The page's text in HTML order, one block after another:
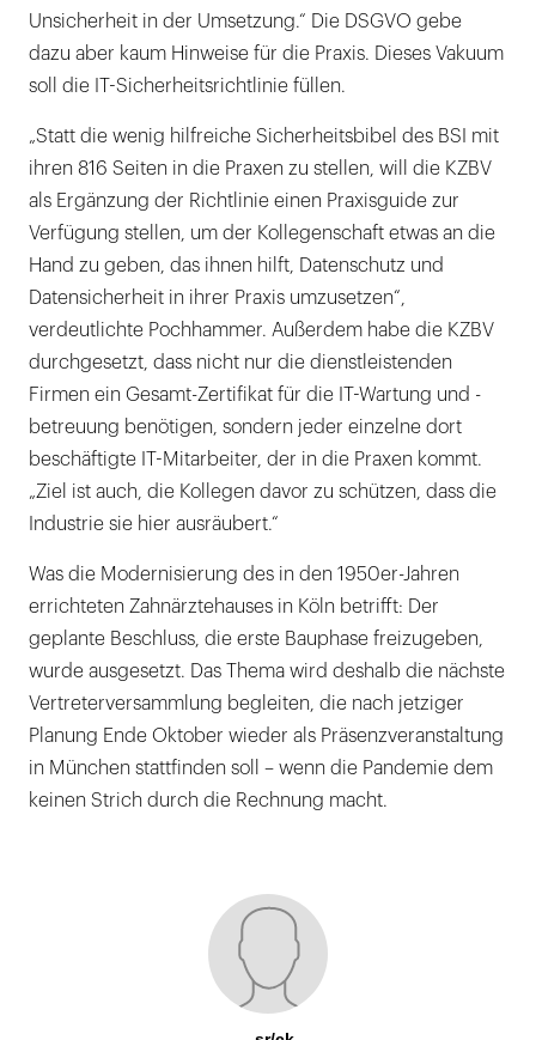
Unsicherheit in der Umsetzung.“ Die DSGVO gebe
dazu aber kaum Hinweise für die Praxis. Dieses Vakuum
soll die IT-Sicherheitsrichtlinie füllen.
„Statt die wenig hilfreiche Sicherheitsbibel des BSI mit
ihren 816 Seiten in die Praxen zu stellen, will die KZBV
als Ergänzung der Richtlinie einen Praxisguide zur
Verfügung stellen, um der Kollegenschaft etwas an die
Hand zu geben, das ihnen hilft, Datenschutz und
Datensicherheit in ihrer Praxis umzusetzen“,
verdeutlichte Pochhammer. Außerdem habe die KZBV
durchgesetzt, dass nicht nur die dienstleistenden
Firmen ein Gesamt-Zertifikat für die IT-Wartung und -
betreuung benötigen, sondern jeder einzelne dort
beschäftigte IT-Mitarbeiter, der in die Praxen kommt.
„Ziel ist auch, die Kollegen davor zu schützen, dass die
Industrie sie hier ausräubert.“
Was die Modernisierung des in den 1950er-Jahren
errichteten Zahnärztehauses in Köln betrifft: Der
geplante Beschluss, die erste Bauphase freizugeben,
wurde ausgesetzt. Das Thema wird deshalb die nächste
Vertreterversammlung begleiten, die nach jetziger
Planung Ende Oktober wieder als Präsenzveranstaltung
in München stattfinden soll – wenn die Pandemie dem
keinen Strich durch die Rechnung macht.